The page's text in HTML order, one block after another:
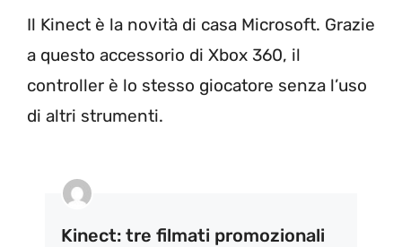
Il Kinect è la novità di casa Microsoft. Grazie
a questo accessorio di Xbox 360, il
controller è lo stesso giocatore senza l’uso
di altri strumenti.
Kinect: tre filmati promozionali